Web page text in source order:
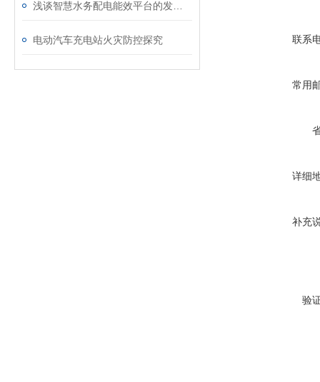
电动汽车充电站火灾防控探究 联系
常用
详细
补充
验